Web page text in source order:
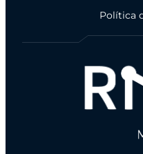
Política